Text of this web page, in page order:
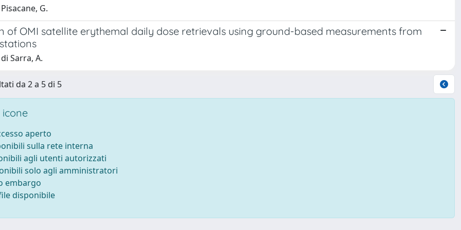
G.
of OMI satellite erythemal daily dose retrievals using ground-based measurements from
Sarra, A.
da 2 a 5 di 5
aperto
sulla rete interna
agli utenti autorizzati
solo agli amministratori
embargo
disponibile